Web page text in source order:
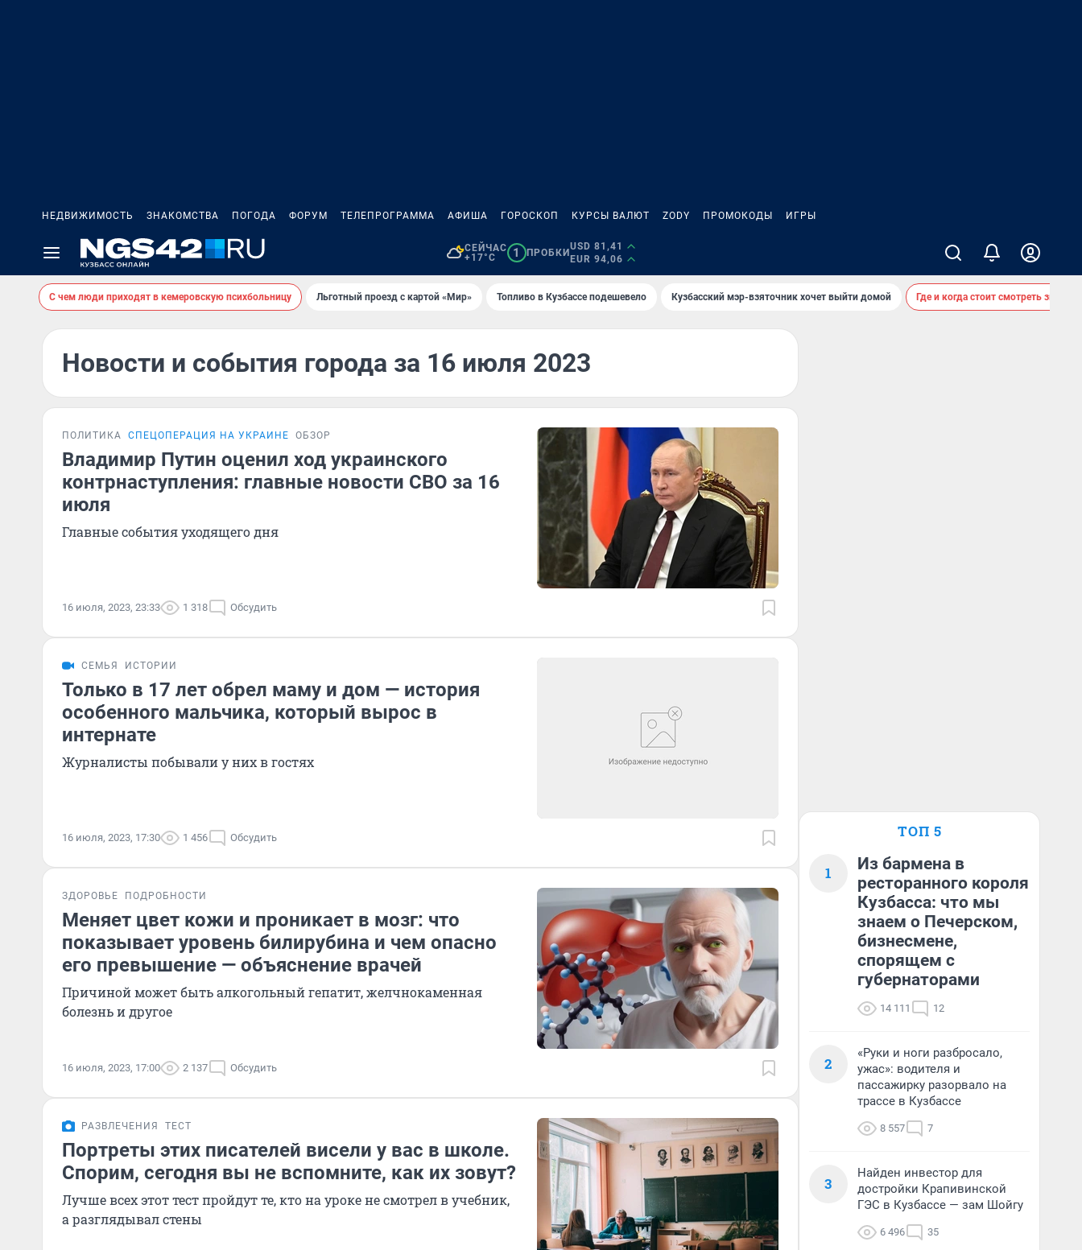
НЕДВИЖИМОСТЬ ЗНАКОМСТВА ПОГОДА ФОРУМ ТЕЛЕПРОГРАММА АФИША ГОРОСКОП КУРСЫ ВАЛЮТ ZODY ПРОМОКОДЫ ИГРЫ
СЕЙЧАС
+17°C
1 ПРОБКИ
USD 81,41
EUR 94,06
С чем люди приходят в кемеровскую психбольницу Льготный проезд с картой «Мир» Топливо в Кузбассе подешевело Кузбасский мэр-взяточник хочет выйти домой Где и когда стоит смотреть
Новости и события города за 16 июля 2023
ПОЛИТИКА СПЕЦОПЕРАЦИЯ НА УКРАИНЕ ОБЗОР
Владимир Путин оценил ход украинского
контрнаступления: главные новости СВО за 16
июля
Главные события уходящего дня
16 июля, 2023, 23:33 1 318 Обсудить
СЕМЬЯ ИСТОРИИ
Только в 17 лет обрел маму и дом — история
особенного мальчика, который вырос в
интернате
Журналисты побывали у них в гостях
16 июля, 2023, 17:30 1 456 Обсудить
ЗДОРОВЬЕ ПОДРОБНОСТИ
Меняет цвет кожи и проникает в мозг: что
показывает уровень билирубина и чем опасно
его превышение — объяснение врачей
Причиной может быть алкогольный гепатит, желчнокаменная
болезнь и другое
16 июля, 2023, 17:00 2 137 Обсудить
РАЗВЛЕЧЕНИЯ ТЕСТ
Портреты этих писателей висели у вас в школе.
Спорим, сегодня вы не вспомните, как их зовут?
Лучше всех этот тест пройдут те, кто на уроке не смотрел в учебник,
а разглядывал стены
ТОП 5
1
Из бармена в
ресторанного короля
Кузбасса: что мы
знаем о Печерском,
бизнесмене,
спорящем с
губернаторами
14 111 12
2
«Руки и ноги разбросало,
ужас»: водителя и
пассажирку разорвало на
трассе в Кузбассе
8 557 7
3
Найден инвестор для
достройки Крапивинской
ГЭС в Кузбассе — зам Шойгу
6 496 35